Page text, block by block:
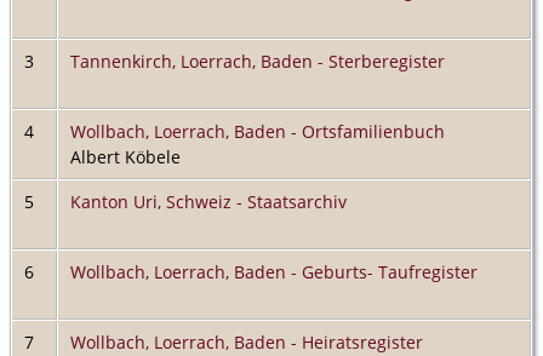
3 Tannenkirch, Loerrach, Baden - Sterberegister
4
Wollbach, Loerrach, Baden - Ortsfamilienbuch
Albert Köbele
5
Kanton Uri, Schweiz - Staatsarchiv
6 Wollbach, Loerrach, Baden - Geburts- Taufregister
7 Wollbach, Loerrach, Baden - Heiratsregister